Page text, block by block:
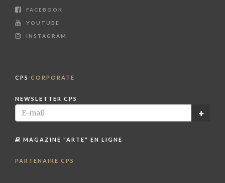
FACEBOOK
YOUTUBE
INSTAGRAM
CPS CORPORATE
NEWSLETTER CPS
MAGAZINE "ARTE" EN LIGNE
PARTENAIRE CPS